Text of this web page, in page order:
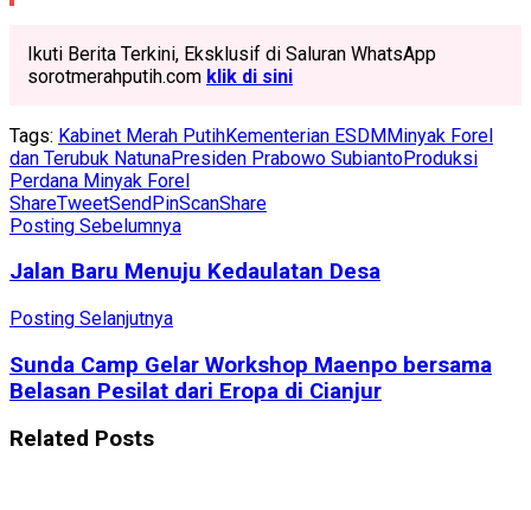
Ikuti Berita Terkini, Eksklusif di Saluran WhatsApp
sorotmerahputih.com klik di sini
Tags: Kabinet Merah PutihKementerian ESDMMinyak Forel
dan Terubuk NatunaPresiden Prabowo SubiantoProduksi
Perdana Minyak Forel
ShareTweetSendPinScanShare
Posting Sebelumnya
Jalan Baru Menuju Kedaulatan Desa
Posting Selanjutnya
Sunda Camp Gelar Workshop Maenpo bersama
Belasan Pesilat dari Eropa di Cianjur
Related Posts